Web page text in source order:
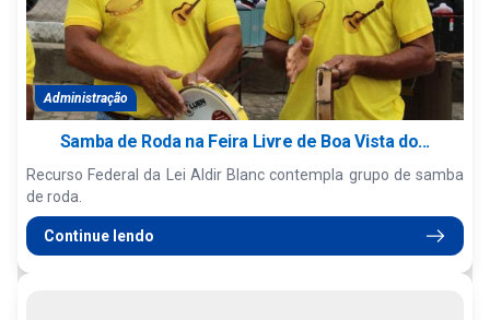
Administração
Samba de Roda na Feira Livre de Boa Vista do...
Recurso Federal da Lei Aldir Blanc contempla grupo de samba
de roda.
Continue lendo